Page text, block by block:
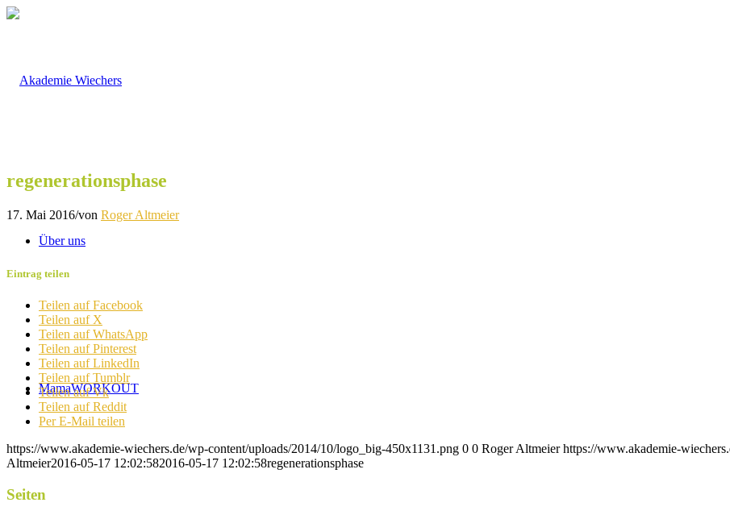
Über uns
MamaWORKOUT
regenerationsphase
17. Mai 2016/von Roger Altmeier
Eintrag teilen
Teilen auf Facebook
Teilen auf X
Teilen auf WhatsApp
Teilen auf Pinterest
Teilen auf LinkedIn
Teilen auf Tumblr
Teilen auf Vk
Teilen auf Reddit
Per E-Mail teilen
https://www.akademie-wiechers.de/wp-content/uploads/2014/10/logo_big-450x1131.png 0 0 Roger Altmeier https://www.akademie-
Altmeier2016-05-17 12:02:582016-05-17 12:02:58regenerationsphase
Seiten